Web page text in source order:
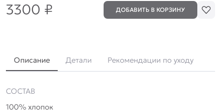
3300 ₽ ДОБАВИТЬ В КОРЗИНУ
Описание Детали Рекомендации по уходу
СОСТАВ
100% хлопок